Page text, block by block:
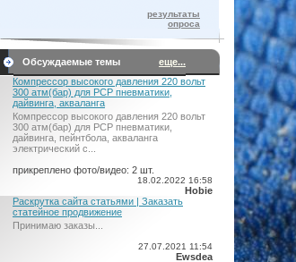
результаты
опроса
Обсуждаемые темы
еще...
Компрессор высокого давления 220 вольт
300 атм(бар) для PCP пневматики,
дайвинга, акваланга
Компрессор высокого давления 220 вольт
300 атм(бар) для PCP пневматики,
дайвинга, пейнтбола, акваланга
электрический c...
прикреплено фото/видео: 2 шт.
18.02.2022 16:58
Hobie
Раскрутка сайта статьями | Заказать
статейное продвижение
Принимаю заказы...
27.07.2021 11:54
Ewsdea